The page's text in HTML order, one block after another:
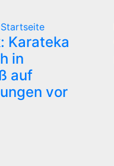
Startseite
Karateka
in
auf
vor